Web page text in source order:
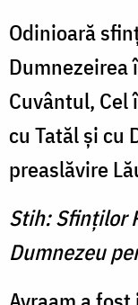
Odinioară
Dumnezeirea
Cuvântul, Cel
cu Tatăl şi cu
preaslăvire
Stih: Sfinţilor
Dumnezeu